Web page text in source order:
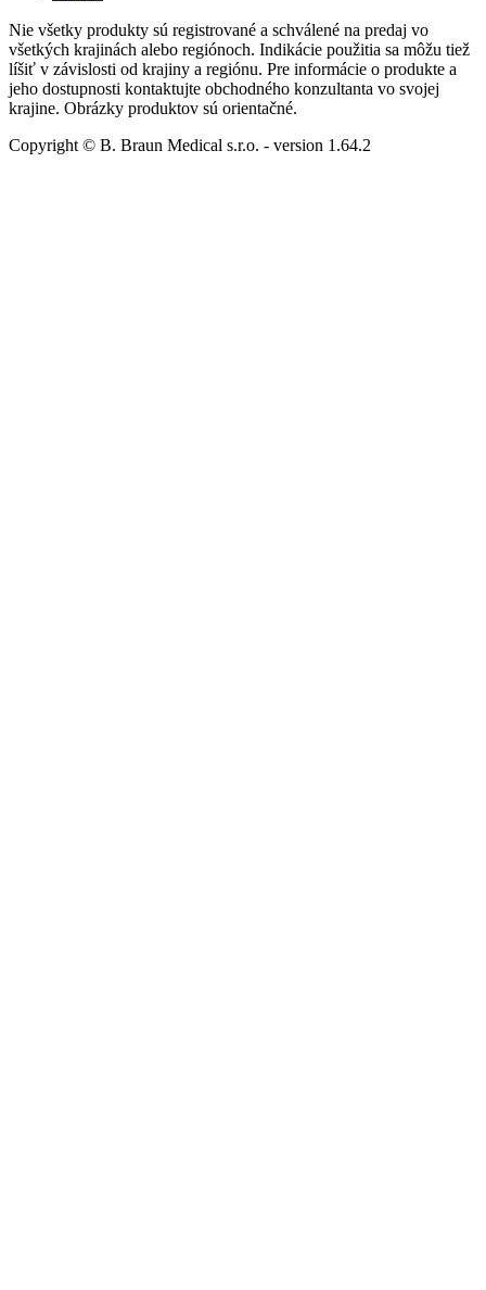
Nie všetky produkty sú registrované a schválené na predaj vo
všetkých krajinách alebo regiónoch. Indikácie použitia sa môžu tiež
líšiť v závislosti od krajiny a regiónu. Pre informácie o produkte a
jeho dostupnosti kontaktujte obchodného konzultanta vo svojej
krajine. Obrázky produktov sú orientačné.
Copyright © B. Braun Medical s.r.o. - version 1.64.2